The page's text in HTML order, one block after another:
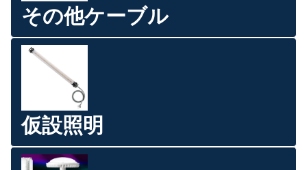
その他ケーブル
仮設照明